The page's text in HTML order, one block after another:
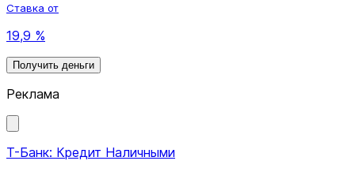
Ставка от
19,9 %
Получить деньги
Реклама
Т-Банк: Кредит Наличными